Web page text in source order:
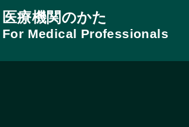
医療機関のかた​
For Medical Professionals​